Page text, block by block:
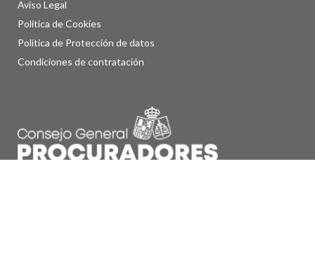
Aviso Legal
Política de Cookies
Política de Protección de datos
Condiciones de contratación